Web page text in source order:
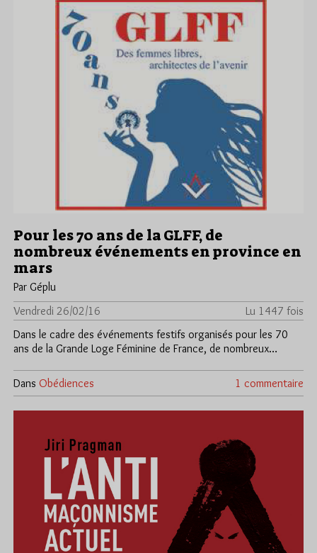
Pour les 70 ans de la GLFF, de
nombreux événements en province en
mars
Par Géplu
Vendredi 26/02/16
Lu 1447 fois
Dans le cadre des événements festifs organisés pour les 70
ans de la Grande Loge Féminine de France, de nombreux…
Dans Obédiences 1 commentaire